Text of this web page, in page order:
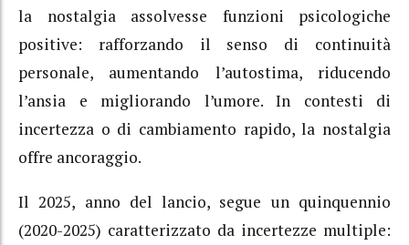
la nostalgia assolvesse funzioni psicologiche
positive: rafforzando il senso di continuità
personale, aumentando l’autostima, riducendo
l’ansia e migliorando l’umore.In contesti di
incertezza o di cambiamento rapido, la nostalgia
offre ancoraggio.
Il 2025, anno del lancio, segue un quinquennio
(2020-2025) caratterizzato da incertezze multiple: